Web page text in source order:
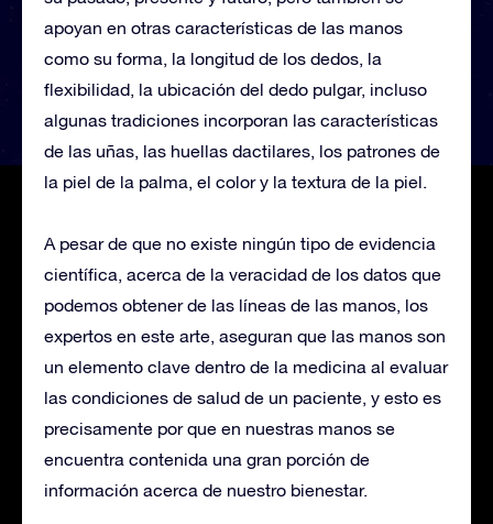
apoyan en otras características de las manos
como su forma, la longitud de los dedos, la
flexibilidad, la ubicación del dedo pulgar, incluso
algunas tradiciones incorporan las características
de las uñas, las huellas dactilares, los patrones de
la piel de la palma, el color y la textura de la piel.
A pesar de que no existe ningún tipo de evidencia
científica, acerca de la veracidad de los datos que
podemos obtener de las líneas de las manos, los
expertos en este arte, aseguran que las manos son
un elemento clave dentro de la medicina al evaluar
las condiciones de salud de un paciente, y esto es
precisamente por que en nuestras manos se
encuentra contenida una gran porción de
información acerca de nuestro bienestar.